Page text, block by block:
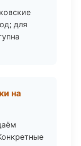
для
на